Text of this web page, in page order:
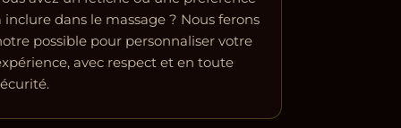
inclure dans le massage ? Nous ferons
possible pour personnaliser votre
avec respect et en toute